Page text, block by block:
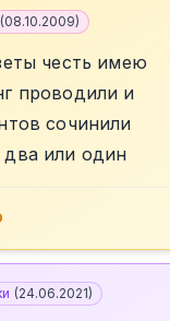
(08.10.2009)
честь имею
проводили и
сочинили
или один
(24.06.2021)